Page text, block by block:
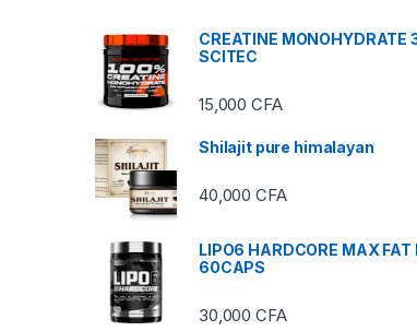
CREATINE MONOHYDRATE
SCITEC
15,000CFA
Shilajit pure himalayan
40,000CFA
LIPO6 HARDCORE MAX FAT
60CAPS
30,000CFA